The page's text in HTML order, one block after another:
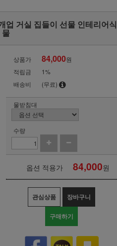
업 거실 집들이 선물 인테리어식
물
상품가 84,000원
적립금
1%
배송비
(무료)
물받침대
수량
옵션 적용가 84,000원
관심상품 장바구니
구매하기